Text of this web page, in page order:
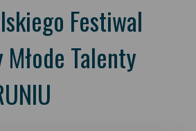
Festiwal
Talenty